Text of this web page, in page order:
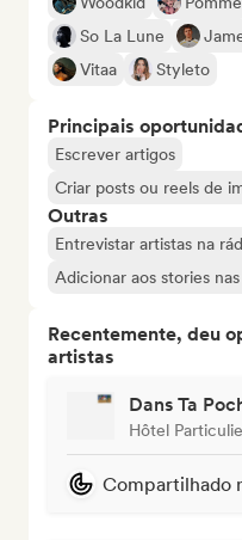
So La Lune
Vitaa
Styleto
Principais
Escrever artigos
Criar posts ou reels de
Outras
Entrevistar artistas na
Adicionar aos stories
Recentemente, deu
artistas
Dans Ta
Hôtel
Compartilhado